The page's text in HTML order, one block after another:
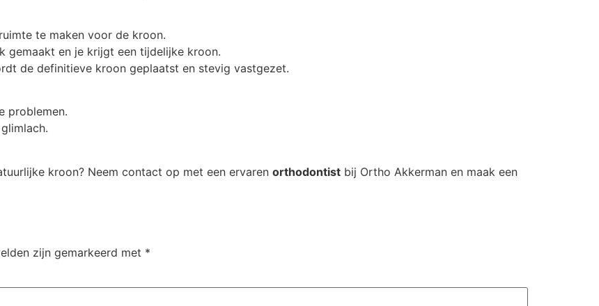
te maken voor de kroon.
gemaakt en je krijgt een tijdelijke kroon.
de definitieve kroon geplaatst en stevig vastgezet.
problemen.
kroon? Neem contact op met een ervaren orthodontist bij Ortho Akkerman en maak een
zijn gemarkeerd met *